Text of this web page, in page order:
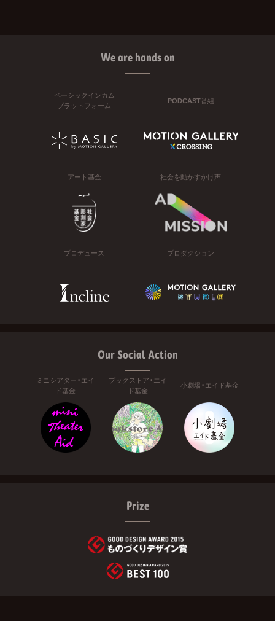
We are hands on
ベーシックインカム
プラットフォーム
PODCAST番組
アート基金 社会を動かすかけ声
プロデュース プロダクション
Our Social Action
ミニシアター・エイ
ド基金
ブックストア・エイ
ド基金
小劇場・エイド基金
Prize